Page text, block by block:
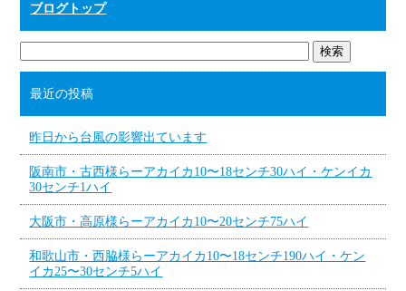
ブログトップ
最近の投稿
昨日から台風の影響出ています
阪南市・古西様らーアカイカ10〜18センチ30ハイ・ケンイカ
30センチ1ハイ
大阪市・高原様らーアカイカ10〜20センチ75ハイ
和歌山市・西脇様らーアカイカ10〜18センチ190ハイ・ケン
イカ25〜30センチ5ハイ